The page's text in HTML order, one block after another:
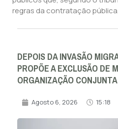
regras da contratação pública.
DEPOIS DA INVASÃO
PROPÕE A EXCLUSÃO DE
ORGANIZAÇÃO
Agosto 6, 2026 15:18